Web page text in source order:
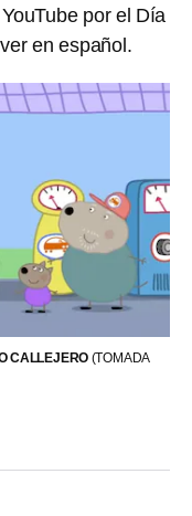
por el Día
en español.
CALLEJERO (TOMADA